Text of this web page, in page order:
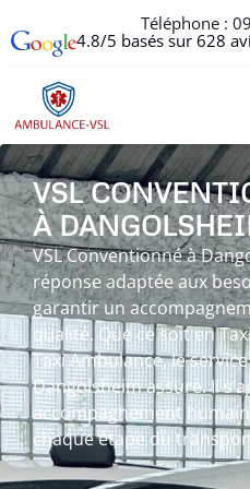
Téléphone :
4.8/5 basés sur 628
VSL
À
VSL Conventionné à
réponse adaptée aux
garantir un
qualité. Que ce soit en
Taxi Ambulance, le
Dangolsheim assure. Il
accompagnement
chaque étape du